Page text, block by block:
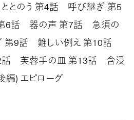
とのう 第4話 呼び継ぎ 第5
6話 器の声 第7話 急須の
第9話 難しい例え 第10話
芙蓉手の皿 第13話 含浸
) エピローグ